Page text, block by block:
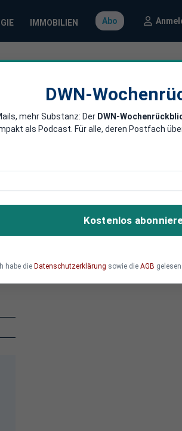
IMMOBILIEN Abo
in
Städten den
Die SPD will mit 100
Außerdem soll „gegen
werden“.
DWN-
mehr Substanz: Der DWN-
als Podcast. Für alle, deren Postfach
Kostenlos
habe die Datenschutzerklärung sowie die AGB